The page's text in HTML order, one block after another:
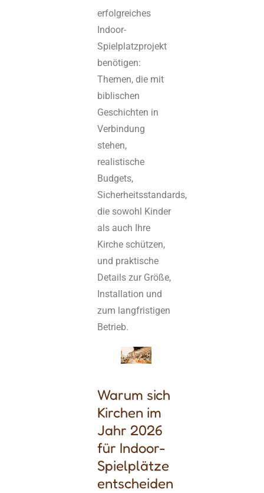
erfolgreiches
Indoor-
Spielplatzprojekt
benötigen:
Themen, die mit
biblischen
Geschichten in
Verbindung
stehen,
realistische
Budgets,
Sicherheitsstandards,
die sowohl Kinder
als auch Ihre
Kirche schützen,
und praktische
Details zur Größe,
Installation und
zum langfristigen
Betrieb.
Warum sich
Kirchen im
Jahr 2026
für Indoor-
Spielplätze
entscheiden